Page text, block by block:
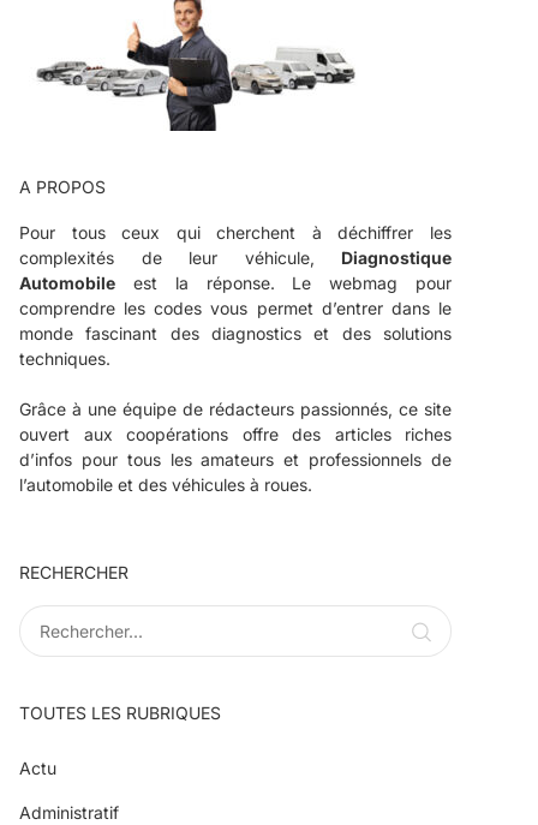
A PROPOS
Pour tous ceux qui cherchent à déchiffrer les
complexités de leur véhicule, Diagnostique
Automobile est la réponse. Le webmag pour
comprendre les codes vous permet d’entrer dans le
monde fascinant des diagnostics et des solutions
techniques.
Grâce à une équipe de rédacteurs passionnés, ce site
ouvert aux coopérations offre des articles riches
d’infos pour tous les amateurs et professionnels de
l’automobile et des véhicules à roues.
RECHERCHER
TOUTES LES RUBRIQUES
Actu
Administratif